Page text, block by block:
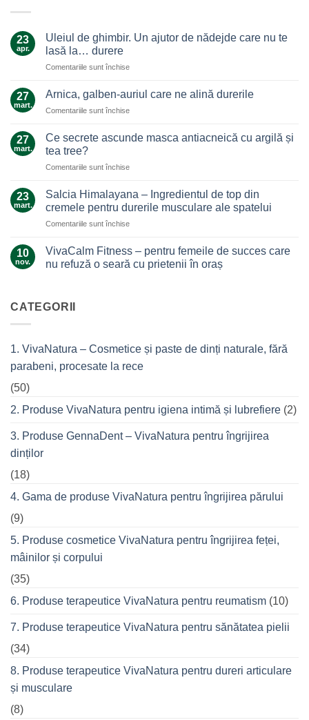
23
apr.
Uleiul de ghimbir. Un ajutor de nădejde care nu te
lasă la… durere
Comentariile sunt închisepentru
de
Un
de
lasă
la…
27
mart.
Arnica, galben-auriul care ne alină durerile
Comentariile sunt închisepentru
galben-
ne
durerile
27
mart.
Ce secrete ascunde masca antiacneică cu argilă și
tea tree?
Comentariile sunt închisepentru
secrete
ascunde
masca
antiacneică
argilă
23
mart.
Salcia Himalayana – Ingredientul de top din
cremele pentru durerile musculare ale spatelui
Comentariile sunt închisepentru
Himalayana
Ingredientul
musculare
ale
10
nov.
VivaCalm Fitness – pentru femeile de succes care
nu refuză o seară cu prietenii în oraș
VivaCalm
de
care
cu
în
oraș
CATEGORII
1. VivaNatura – Cosmetice și paste de dinți naturale, fără
parabeni, procesate la rece
(50)
2. Produse VivaNatura pentru igiena intimă și lubrefiere (2)
3. Produse GennaDent – VivaNatura pentru îngrijirea
dinților
(18)
4. Gama de produse VivaNatura pentru îngrijirea părului
(9)
5. Produse cosmetice VivaNatura pentru îngrijirea feței,
mâinilor și corpului
(35)
6. Produse terapeutice VivaNatura pentru reumatism (10)
7. Produse terapeutice VivaNatura pentru sănătatea pielii
(34)
8. Produse terapeutice VivaNatura pentru dureri articulare
și musculare
(8)